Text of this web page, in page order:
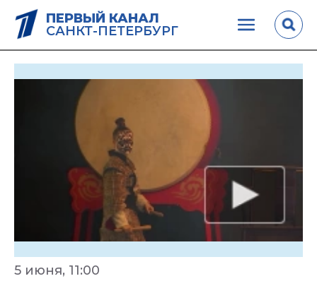
ПЕРВЫЙ КАНАЛ
САНКТ-ПЕТЕРБУРГ
5 июня, 11:00